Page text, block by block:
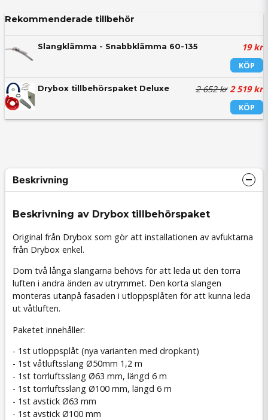
Rekommenderade tillbehör
Slangklämma - Snabbklämma 60-135 19 kr
KÖP
Drybox tillbehörspaket Deluxe 2 652 kr2 519 kr
KÖP
Beskrivning
Beskrivning av Drybox tillbehörspaket
Original från Drybox som gör att installationen av avfuktarna
från Drybox enkel.
Dom två långa slangarna behövs för att leda ut den torra
luften i andra änden av utrymmet. Den korta slangen
monteras utanpå fasaden i utloppsplåten för att kunna leda
ut våtluften.
Paketet innehåller:
- 1st utloppsplåt (nya varianten med dropkant)
- 1st våtluftsslang Ø50mm 1,2 m
- 1st torrluftsslang Ø63 mm, längd 6 m
- 1st torrluftsslang Ø100 mm, längd 6 m
- 1st avstick Ø63 mm
- 1st avstick Ø100 mm